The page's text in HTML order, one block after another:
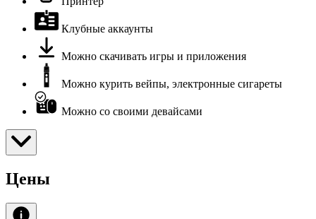
Клубные аккаунты
Можно скачивать игры и приложения
Можно курить вейпы, электронные сигареты
Можно со своими девайсами
Цены